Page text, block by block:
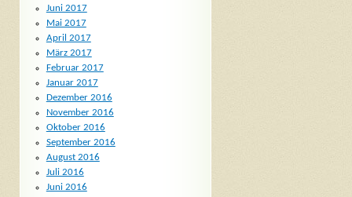
Juni 2017
Mai 2017
April 2017
März 2017
Februar 2017
Januar 2017
Dezember 2016
November 2016
Oktober 2016
September 2016
August 2016
Juli 2016
Juni 2016